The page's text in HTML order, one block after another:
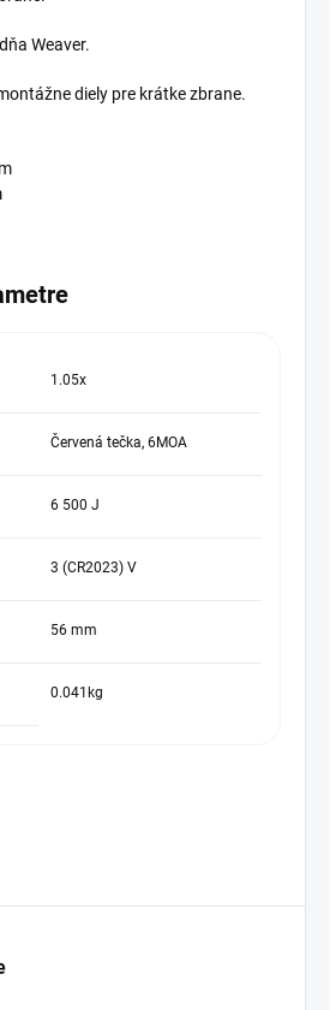
Weaver.
diely pre krátke zbrane.
1.05x
Červená tečka, 6MOA
6 500 J
3 (CR2023) V
56 mm
0.041kg